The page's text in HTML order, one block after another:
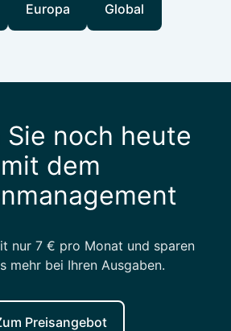
Europa Global
noch heute
mit dem
nur 7 € pro Monat und sparen
mehr bei Ihren Ausgaben.
Preisangebot